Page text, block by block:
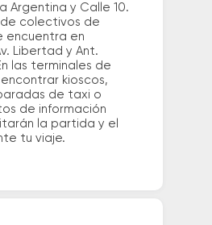
Argentina y Calle 10.
de colectivos de
encuentra en
Libertad y Ant.
las terminales de
kioscos,
de taxi o
de información
la partida y el
tu viaje.